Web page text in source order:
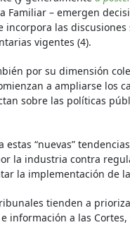
Familiar – emergen
las
vigentes (4).
por su dimensión
a ampliarse los
sobre las políticas
“nuevas”
la industria contra
la implementación de
tienden a
información a las